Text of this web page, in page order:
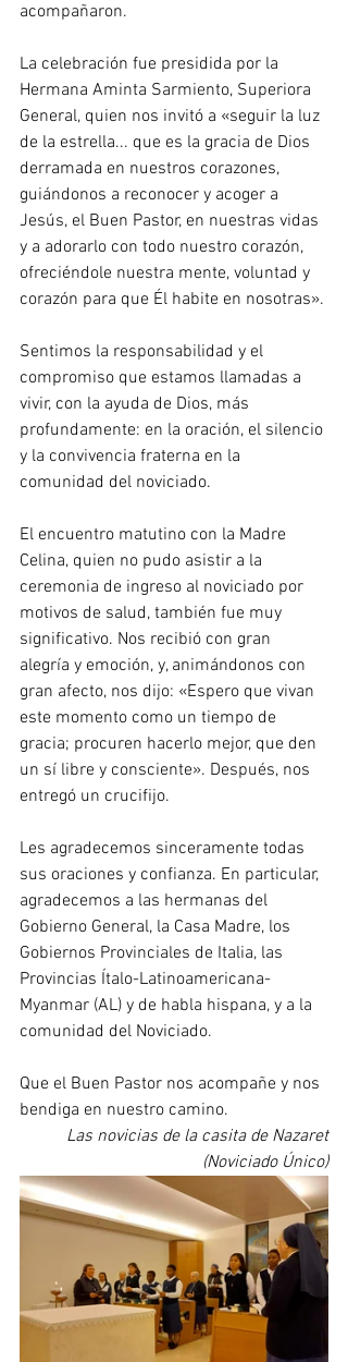
acompañaron.
La celebración fue presidida por la
Hermana Aminta Sarmiento, Superiora
General, quien nos invitó a «seguir la luz
de la estrella... que es la gracia de Dios
derramada en nuestros corazones,
guiándonos a reconocer y acoger a
Jesús, el Buen Pastor, en nuestras vidas
y a adorarlo con todo nuestro corazón,
ofreciéndole nuestra mente, voluntad y
corazón para que Él habite en nosotras».
Sentimos la responsabilidad y el
compromiso que estamos llamadas a
vivir, con la ayuda de Dios, más
profundamente: en la oración, el silencio
y la convivencia fraterna en la
comunidad del noviciado.
El encuentro matutino con la Madre
Celina, quien no pudo asistir a la
ceremonia de ingreso al noviciado por
motivos de salud, también fue muy
significativo. Nos recibió con gran
alegría y emoción, y, animándonos con
gran afecto, nos dijo: «Espero que vivan
este momento como un tiempo de
gracia; procuren hacerlo mejor, que den
un sí libre y consciente». Después, nos
entregó un crucifijo.
Les agradecemos sinceramente todas
sus oraciones y confianza. En particular,
agradecemos a las hermanas del
Gobierno General, la Casa Madre, los
Gobiernos Provinciales de Italia, las
Provincias Ítalo-Latinoamericana-
Myanmar (AL) y de habla hispana, y a la
comunidad del Noviciado.
Que el Buen Pastor nos acompañe y nos
bendiga en nuestro camino.
Las novicias de la casita de Nazaret
(Noviciado Único)